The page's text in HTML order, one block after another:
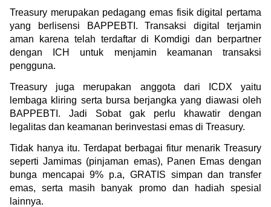
Treasury merupakan pedagang emas fisik digital pertama
yang berlisensi BAPPEBTI. Transaksi digital terjamin
aman karena telah terdaftar di Komdigi dan berpartner
dengan ICH untuk menjamin keamanan transaksi
pengguna.
Treasury juga merupakan anggota dari ICDX yaitu
lembaga kliring serta bursa berjangka yang diawasi oleh
BAPPEBTI. Jadi Sobat gak perlu khawatir dengan
legalitas dan keamanan berinvestasi emas di Treasury.
Tidak hanya itu. Terdapat berbagai fitur menarik Treasury
seperti Jamimas (pinjaman emas), Panen Emas dengan
bunga mencapai 9% p.a, GRATIS simpan dan transfer
emas, serta masih banyak promo dan hadiah spesial
lainnya.